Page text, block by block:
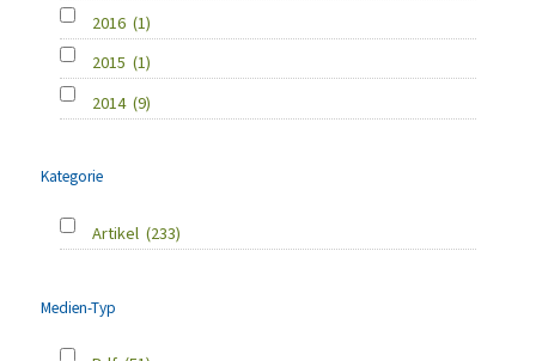
2016 (1)
2015 (1)
2014 (9)
Kategorie
Artikel (233)
Medien-Typ